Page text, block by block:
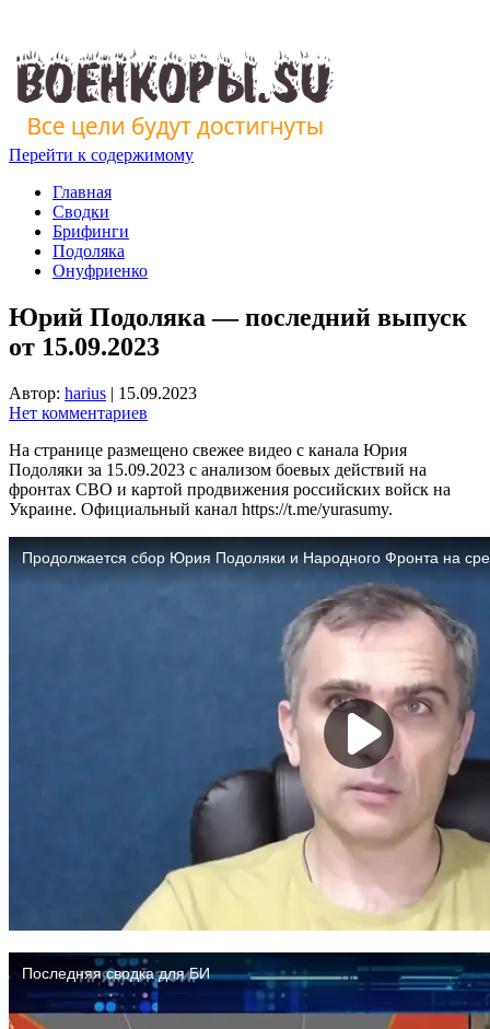
Перейти к содержимому
Главная
Сводки
Брифинги
Подоляка
Онуфриенко
Юрий Подоляка — последний выпуск
от 15.09.2023
Автор: harius | 15.09.2023
Нет комментариев
На странице размещено свежее видео с канала Юрия
Подоляки за 15.09.2023 с анализом боевых действий на
фронтах СВО и картой продвижения российских войск на
Украине. Официальный канал https://t.me/yurasumy.